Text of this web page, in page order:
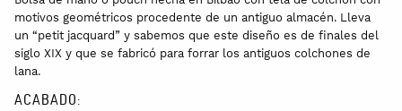
motivos geométricos procedente de un antiguo almacén. Lleva
un “petit jacquard” y sabemos que este diseño es de finales del
siglo XIX y que se fabricó para forrar los antiguos colchones de
lana.
ACABADO: